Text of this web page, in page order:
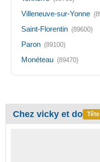
Villeneuve-sur-Yonne
Saint-Florentin (89600)
Paron (89100)
Monéteau (89470)
Chez vicky et do